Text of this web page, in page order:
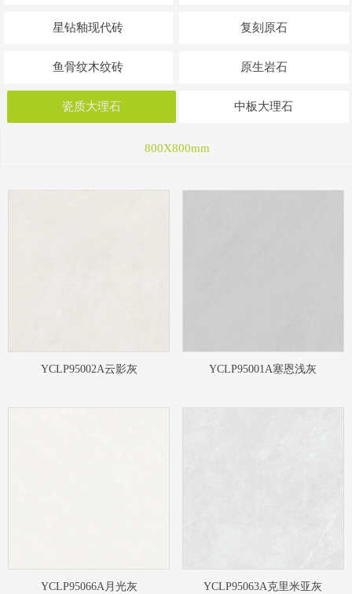
星钻釉现代砖 复刻原石
鱼骨纹木纹砖 原生岩石
瓷质大理石 中板大理石
800X800mm
YCLP95002A云影灰 YCLP95001A塞恩浅灰
YCLP95066A月光灰 YCLP95063A克里米亚灰